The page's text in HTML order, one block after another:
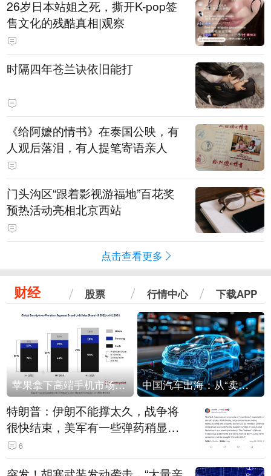
​26岁日本站姐之死，撕开K-pop签
售文化的残酷真相|观察
时隔四年苍兰诀依旧能打
《给阿嬷的情书》在泰国公映，有
人观后落泪，有人提笔寄语亲人
门头沟区“跟着影视游福地”百花奖
预热活动亮相北京西站
点击查看更多
财经 股票 行情中心 下载APP
苹果拿下高端手机市场65%的份额：iPhone 17系列功不可没 中国汽车出海：从“卖出去”到“走进去”
特朗普：伊朗不能撑太久，战争将
很快结束，美军有一些弹药稍显紧
张！伊朗公布拟议的海峡管理文本
6